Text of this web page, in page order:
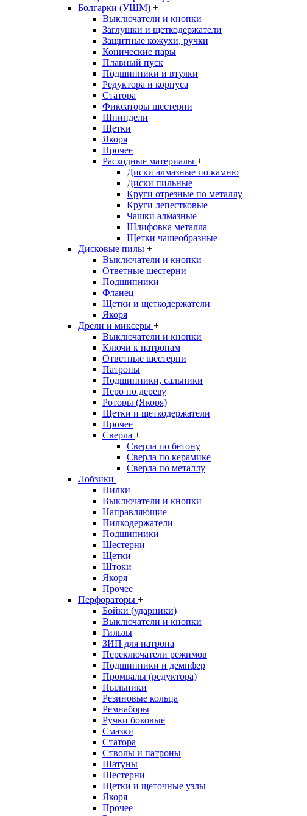
Болгарки (УШМ) +
Выключатели и кнопки
Заглушки и щеткодержатели
Защитные кожухи, ручки
Конические пары
Плавный пуск
Подшипники и втулки
Редуктора и корпуса
Статора
Фиксаторы шестерни
Шпиндели
Щетки
Якоря
Прочее
Расходные материалы +
Диски алмазные по камню
Диски пильные
Круги отрезные по металлу
Круги лепестковые
Чашки алмазные
Шлифовка металла
Щетки чашеобразные
Дисковые пилы +
Выключатели и кнопки
Ответные шестерни
Подшипники
Фланец
Щетки и щеткодержатели
Якоря
Дрели и миксеры +
Выключатели и кнопки
Ключи к патронам
Ответные шестерни
Патроны
Подшипники, сальники
Перо по дереву
Роторы (Якоря)
Щетки и щеткодержатели
Прочее
Сверла +
Сверла по бетону
Сверла по керамике
Сверла по металлу
Лобзики +
Пилки
Выключатели и кнопки
Направляющие
Пилкодержатели
Подшипники
Шестерни
Щетки
Штоки
Якоря
Прочее
Перфораторы +
Бойки (ударники)
Выключатели и кнопки
Гильзы
ЗИП для патрона
Переключатели режимов
Подшипники и демпфер
Промвалы (редуктора)
Пыльники
Резиновые кольца
Ремнаборы
Ручки боковые
Смазки
Статора
Стволы и патроны
Шатуны
Шестерни
Щетки и щеточные узлы
Якоря
Прочее